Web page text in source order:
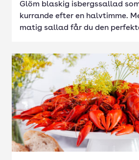
Glöm blaskig isbergssallad
kurrande efter en halvtimme.
matig sallad får du den